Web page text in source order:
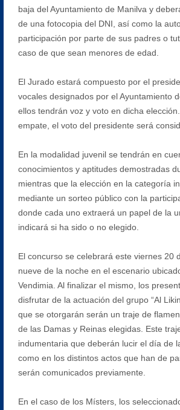
baja del Ayuntamiento de Manilva y
de una fotocopia del DNI, así como la
participación por parte de sus padres o
caso de que sean menores de edad.
El Jurado estará compuesto por el
vocales designados por el Ayuntamiento
ellos tendrán voz y voto en dicha
empate, el voto del presidente será
En la modalidad juvenil se tendrán en
conocimientos y aptitudes demostradas
mientras que la elección en la categoría
mediante un sorteo público con la
donde cada uno extraerá un papel de la
indicará si ha sido o no elegido.
El concurso se celebrará este viernes 20
nueve de la noche en el escenario
Vendimia. Al finalizar el mismo, los
disfrutar de la actuación del grupo “Al
que se otorgarán serán un traje de
de las Damas y Reinas elegidas. Este
indumentaria que deberán lucir el día de
como en los distintos actos que han de
serán comunicados previamente.
En el caso de los Místers, los